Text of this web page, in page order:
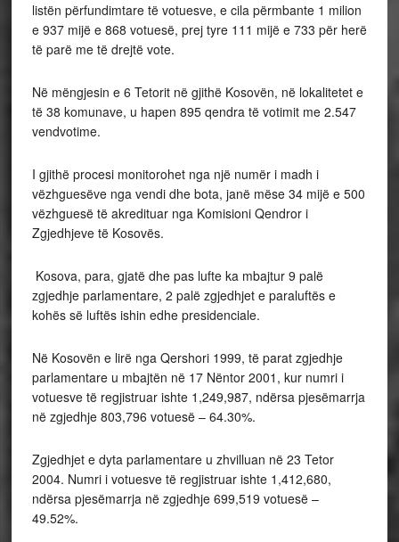
listën përfundimtare të votuesve, e cila përmbante 1 milion
e 937 mijë e 868 votuesë, prej tyre 111 mijë e 733 për herë
të parë me të drejtë vote.
Në mëngjesin e 6 Tetorit në gjithë Kosovën, në lokalitetet e
të 38 komunave, u hapen 895 qendra të votimit me 2.547
vendvotime.
I gjithë procesi monitorohet nga një numër i madh i
vëzhguesëve nga vendi dhe bota, janë mëse 34 mijë e 500
vëzhguesë të akredituar nga Komisioni Qendror i
Zgjedhjeve të Kosovës.
Kosova, para, gjatë dhe pas lufte ka mbajtur 9 palë
zgjedhje parlamentare, 2 palë zgjedhjet e paraluftës e
kohës së luftës ishin edhe presidenciale.
Në Kosovën e lirë nga Qershori 1999, të parat zgjedhje
parlamentare u mbajtën në 17 Nëntor 2001, kur numri i
votuesve të regjistruar ishte 1,249,987, ndërsa pjesëmarrja
në zgjedhje 803,796 votuesë – 64.30%.
Zgjedhjet e dyta parlamentare u zhvilluan në 23 Tetor
2004. Numri i votuesve të regjistruar ishte 1,412,680,
ndërsa pjesëmarrja në zgjedhje 699,519 votuesë –
49.52%.